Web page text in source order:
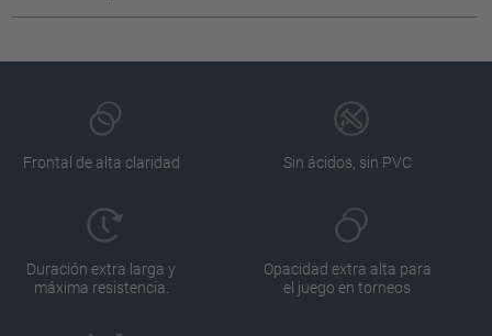
Frontal de alta claridad Sin ácidos, sin PVC
Duración extra larga y
máxima resistencia.
Opacidad extra alta para
el juego en torneos